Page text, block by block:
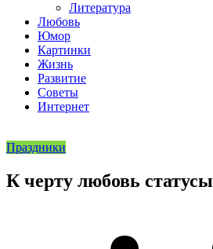
Литература
Любовь
Юмор
Картинки
Жизнь
Развитие
Советы
Интернет
Праздники
К черту любовь статусы